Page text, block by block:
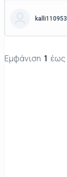
kalli110953
Εμφάνιση 1 έως